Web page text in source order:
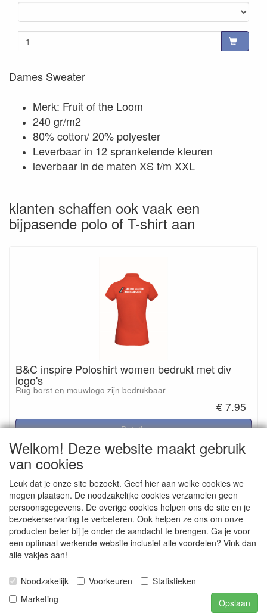
Dames Sweater
Merk: Fruit of the Loom
240 gr/m2
80% cotton/ 20% polyester
Leverbaar in 12 sprankelende kleuren
leverbaar in de maten XS t/m XXL
klanten schaffen ook vaak een
bijpasende polo of T-shirt aan
B&C inspire Poloshirt women bedrukt met div
logo's
Rug borst en mouwlogo zijn bedrukbaar
€ 7.95
Details
Reviews
Er zijn geen reviews beschikbaar in de huidige taal
Schrijf een review
0518-403413 / E-mail info@smitseonline.nl / webwinkel
www.smitseonline.nl / K.v.k. Leeuwarden nr. 01122450 / Bank
NL41RABO 0138682933 / BIC nr. RABONL2U
Welkom! Deze website maakt gebruik
van cookies
Leuk dat je onze site bezoekt. Geef hier aan welke cookies we
mogen plaatsen. De noodzakelijke cookies verzamelen geen
persoonsgegevens. De overige cookies helpen ons de site en je
bezoekerservaring te verbeteren. Ook helpen ze ons om onze
producten beter bij je onder de aandacht te brengen. Ga je voor
een optimaal werkende website inclusief alle voordelen? Vink dan
alle vakjes aan!
Noodzakelijk Voorkeuren
Statistieken
Marketing
Opslaan